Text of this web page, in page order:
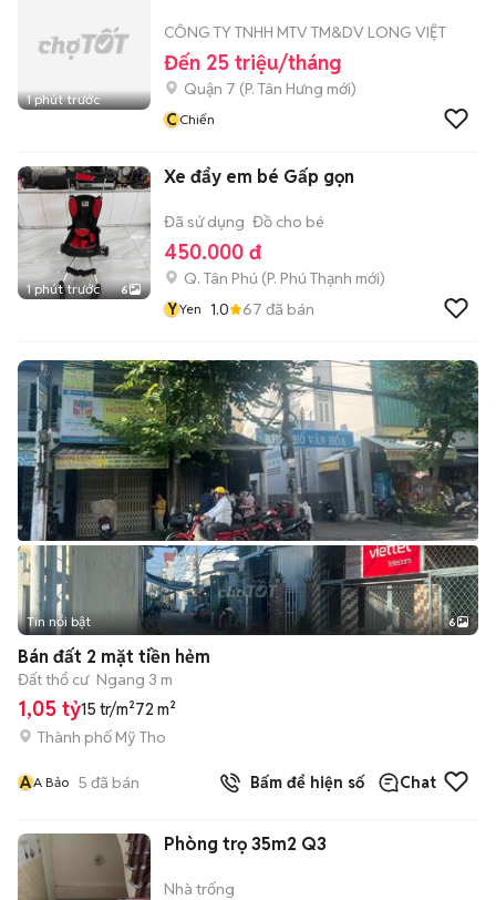
1 phút trước
CÔNG TY TNHH MTV TM&DV LONG VIỆT
Đến 25 triệu/tháng
Quận 7 (P. Tân Hưng mới)
CChiến
1 phút trước 6
Xe đẩy em bé Gấp gọn
Đã sử dụng Đồ cho bé
450.000 đ
Q. Tân Phú (P. Phú Thạnh mới)
YYen 1.0 67 đã bán
+2
Tin nổi bật 6
Bán đất 2 mặt tiền hẻm
Đất thổ cư Ngang 3 m
1,05 tỷ15 tr/m²72 m²
Thành phố Mỹ Tho
AA Bảo 5 đã bán Bấm để hiện số Chat
Phòng trọ 35m2 Q3
Nhà trống